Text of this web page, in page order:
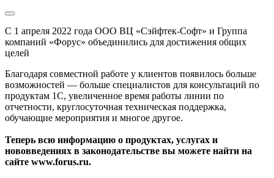
С 1 апреля 2022 года ООО ВЦ «Сэйфтек-Софт» и Группа
компаний «Форус» объединились для достижения общих
целей
Благодаря совместной работе у клиентов появилось больше
возможностей — больше специалистов для консультаций по
продуктам 1С, увеличенное время работы линии по
отчетности, круглосуточная техническая поддержка,
обучающие мероприятия и многое другое.
Теперь всю информацию о продуктах, услугах и
нововведениях в законодательстве вы можете найти на
сайте www.forus.ru.